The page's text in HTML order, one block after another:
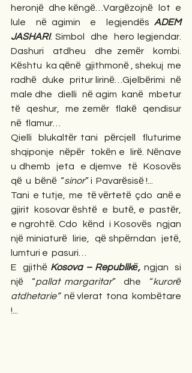
heronjё  dhe kёngё…Vargёzojnё  lot  e
lule  nё agimin  e  legjendёs ADEM
JASHARI. Simbol  dhe  hero legjendar.
Dashuri  atdheu  dhe zemёr  kombi.
Kёshtu  ka qёnё  gjithmonё , shekuj  me
radhё  duke  pritur lirinё…Gjelbёrimi  nё
male dhe  dielli  nё agim  kanё  mbetur
tё  qeshur,  me zemёr  flakё  qendisur
nё  flamur…
Qielli  blukaltёr tani  pёrcjell  fluturime
shqiponje  nёpёr  tokёn e  lirё. Nёnave
u dhemb  jeta  e djemve  tё  Kosovёs
qё  u  bёnё  “sinor” i  Pavarёsisё !...
Tani  e tutje,  me  tё vёrtetё  çdo  anё e
gjirit  kosovar ёshtё  e  butё, e  pastёr,
e ngrohtё. Cdo  kёnd  i Kosovёs  ngjan
njё miniaturё  lirie,  qё shpёrndan  jetё,
lumturi e  pasuri…
E  gjithё Kosova – Republikё, ngjan  si
njё  “pallat margaritar”  dhe  “kurorё
atdhetarie”
  nё vlerat  tona  kombёtare
!...